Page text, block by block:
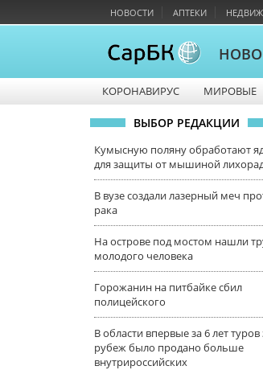
НОВОСТИ АПТЕКИ
КОРОНАВИРУС МИРОВЫЕ
ВЫБОР РЕДАКЦИИ
Кумысную поляну обработают
для защиты от мышиной
В вузе создали лазерный меч
рака
На острове под мостом нашли
молодого человека
Горожанин на питбайке сбил
полицейского
В области впервые за 6 лет туров
рубеж было продано больше
внутрироссийских